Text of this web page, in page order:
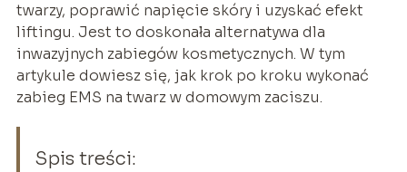
twarzy, poprawić napięcie skóry i uzyskać efekt
liftingu. Jest to doskonała alternatywa dla
inwazyjnych zabiegów kosmetycznych. W tym
artykule dowiesz się, jak krok po kroku wykonać
zabieg EMS na twarz w domowym zaciszu.
Spis treści: